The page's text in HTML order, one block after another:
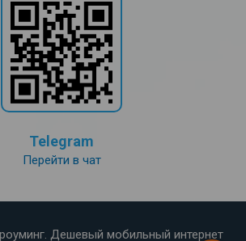
Telegram
Перейти в чат
Дешевый мобильный интернет